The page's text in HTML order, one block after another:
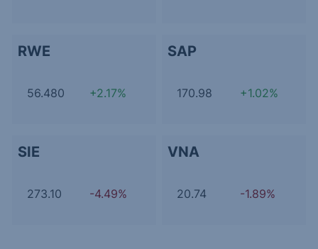
RWE
56.480 +2.17%
SAP
170.98 +1.02%
SIE
273.10 -4.49%
VNA
20.74 -1.89%